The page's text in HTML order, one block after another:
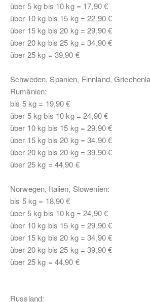
über 5 kg bis 10 kg = 17,90 €
über 10 kg bis 15 kg = 22,90 €
über 15 kg bis 20 kg = 29,90 €
über 20 kg bis 25 kg = 34,90 €
über 25 kg = 39,90 €
Schweden, Spanien, Finnland,
Rumänien:
bis 5 kg = 19,90 €
über 5 kg bis 10 kg = 24,90 €
über 10 kg bis 15 kg = 29,90 €
über 15 kg bis 20 kg = 34,90 €
über 20 kg bis 20 kg = 39,90 €
über 25 kg = 44,90 €
Norwegen, Italien, Slowenien:
bis 5 kg = 18,90 €
über 5 kg bis 10 kg = 24,90 €
über 10 kg bis 15 kg = 29,90 €
über 15 kg bis 20 kg = 34,90 €
über 20 kg bis 25 kg = 39,90 €
über 25 kg = 44,90 €
Russland: